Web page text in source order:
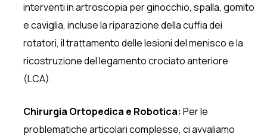
interventi in artroscopia per ginocchio, spalla, gomito
e caviglia, incluse la riparazione della cuffia dei
rotatori, il trattamento delle lesioni del menisco e la
ricostruzione del legamento crociato anteriore
(LCA).
Chirurgia Ortopedica e Robotica: Per le
problematiche articolari complesse, ci avvaliamo